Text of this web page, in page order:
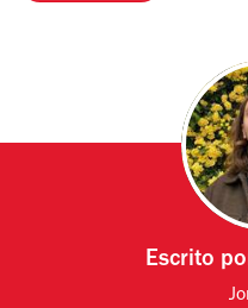
Escrito